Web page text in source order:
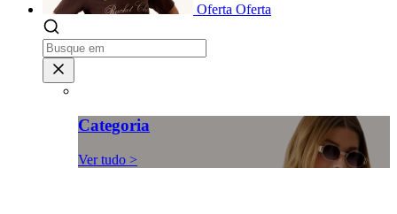
Oferta Oferta
Categoria
Ver tudo >